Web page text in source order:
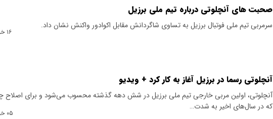
صحبت های آنچلوتی درباره تیم ملی برزیل
سرمربی تیم ملی فوتبال برزیل به تساوی شاگردانش مقابل اکوادور واکنش نشان داد.
۱۶ خرداد ۱۴۰۴
آنچلوتی رسما در برزیل آغاز به کار کرد + ویدیو
آنچلوتی، اولین مربی خارجی تیم ملی برزیل در شش دهه گذشته محسوب می‌شود و برای اصلاح
که در سال‌های اخیر به شدت…
۰۵ خرداد ۱۴۰۴